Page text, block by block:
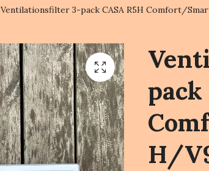
Ventilationsfilter 3-pack CASA R5H Comfort/
pack
H/